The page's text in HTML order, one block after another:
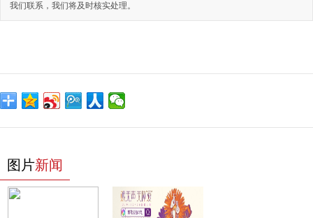
我们联系，我们将及时核实处理。
图片新闻